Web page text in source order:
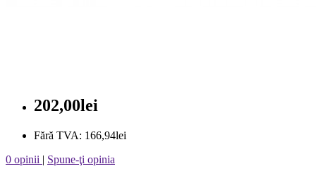
202,00lei
Fără TVA: 166,94lei
0 opinii | Spune-ţi opinia